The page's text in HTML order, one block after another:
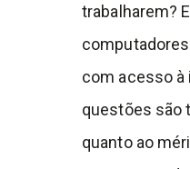
trabalharem?
com acesso à
questões são
quanto ao